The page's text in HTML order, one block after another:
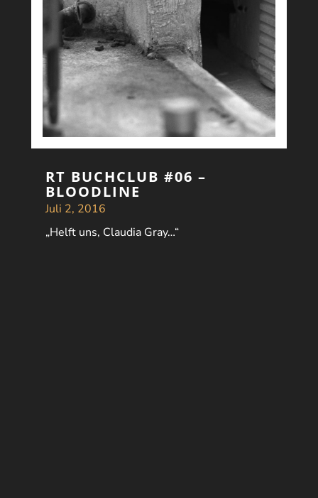
RT BUCHCLUB #06 –
BLOODLINE
Juli 2, 2016
„Helft uns, Claudia Gray…“